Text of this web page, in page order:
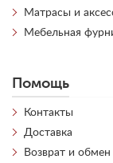
Матрасы и
Мебельная
Помощь
Контакты
Доставка
Возврат и обмен